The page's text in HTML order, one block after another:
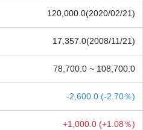
120,000.0(2020/02/21)
17,357.0(2008/11/21)
78,700.0 ~ 108,700.0
-2,600.0 (-2.70％)
+1,000.0 (+1.08％)